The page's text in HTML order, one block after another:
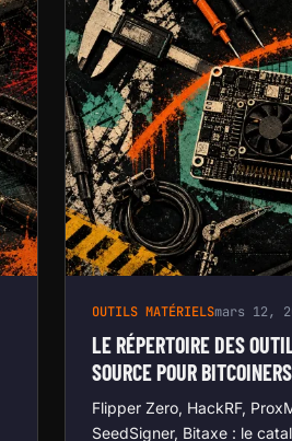
OUTILS MATÉRIELSmars 12,
LE RÉPERTOIRE DES
SOURCE POUR
Flipper Zero, HackRF,
SeedSigner, Bitaxe : le